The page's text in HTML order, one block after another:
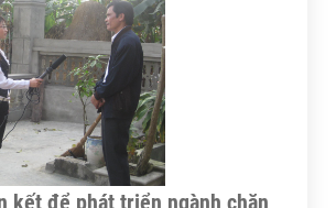
những năm trước, đã rõ.
kết để phát triển ngành chăn